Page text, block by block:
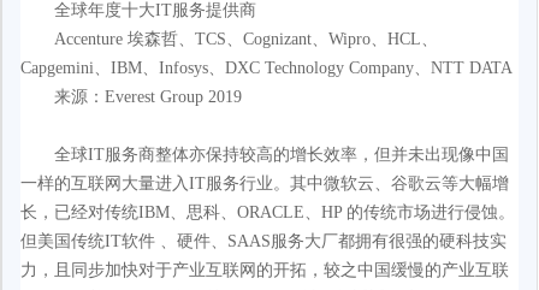
全球年度十大IT服务提供商
Accenture 埃森哲、TCS、Cognizant、Wipro、HCL、
Capgemini、IBM、Infosys、DXC Technology Company、NTT DATA
来源：Everest Group 2019
全球IT服务商整体亦保持较高的增长效率，但并未出现像中国
一样的互联网大量进入IT服务行业。其中微软云、谷歌云等大幅增
长，已经对传统IBM、思科、ORACLE、HP 的传统市场进行侵蚀。
但美国传统IT软件 、硬件、SAAS服务大厂都拥有很强的硬科技实
力，且同步加快对于产业互联网的开拓，较之中国缓慢的产业互联